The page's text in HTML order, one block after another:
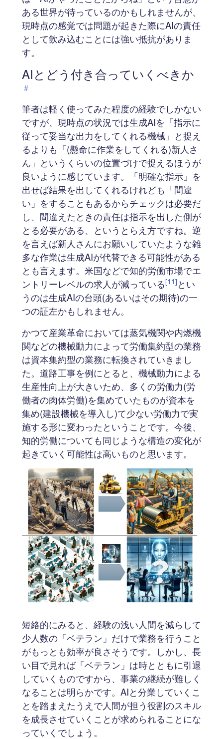
ある世界が待っているのかもしれませんが、
現時点の感覚では問題が起きた際にAIの責任
として飲み込むことには強い抵抗がありま
す。
AIとどう付き合っていくべきか
#
筆者は軽く使ってみた程度の経験でしかない
ですが、現時点の状況では生成AIを「指示に
従って妥当な出力をしてくれる機械」と捉え
るよりも「(懸命に作業をしてくれる)新人さ
ん」というくらいの位置づけで捉えるほうが
良いように感じています。「明確な指示」を
出せば結果を出してくれるけれども「間違
い」をすることもあるからチェックは必要だ
し、間違えたときの責任は指示を出した側が
とる必要がある、というとらえ方ですね。逆
を言えば新人さんにお願いしていたような雑
多な作業は生成AIが代替できる可能性がある
とも言えます。米国などで知的労働市場でエ
ントリーレベルの求人が減っている[11] とい
うのは生成AIの台頭(あるいはその期待)の一
つの証左かもしれません。
かつて産業革命においては蒸気機関や内燃機
関などの機械動力によって労働集約型の業務
は資本集約型の業務に転換されていきまし
た。道路工事を例にとると、機械動力による
生産性向上が大きいため、多くの労働力(労
働者の肉体労働)を集めていたものが資本を
集め(建設機械を導入し)て少ない労働力で実
施する形に変わったということです。今後、
知的労働についても同じような構造の変化が
起きていく可能性は高いものと思います。
短絡的にみると、経験の浅い人間を減らして
少人数の「ベテラン」だけで業務を行うこと
がもっとも効率が良さそうです。しかし、長
い目で見れば「ベテラン」は時とともに引退
していくものですから、事業の継続が難しく
なることは明らかです。AIと分業していくこ
とを踏まえたうえで人間が担う役割のスキル
を成長させていくことが求められることにな
っていくでしょう。